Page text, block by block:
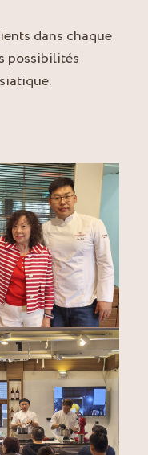
dans chaque
possibilités